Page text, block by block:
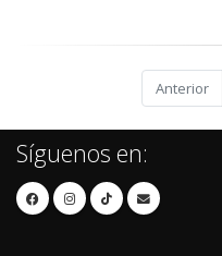
Anterior
Síguenos en: